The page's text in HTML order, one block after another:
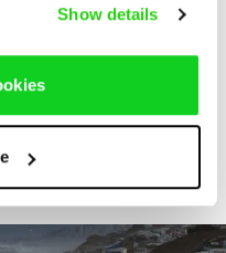
Show details
publication from the